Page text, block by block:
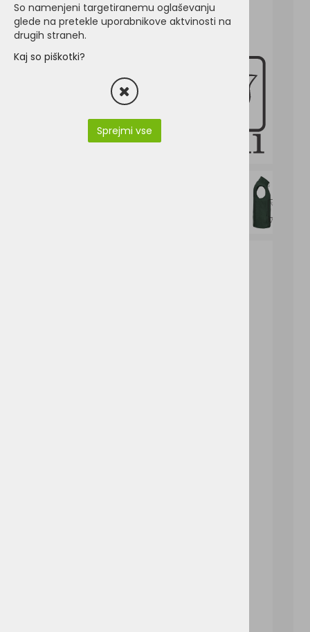
So namenjeni targetiranemu oglaševanju
glede na pretekle uporabnikove aktvinosti na
drugih straneh.
Kaj so piškotki?
Sprejmi vse